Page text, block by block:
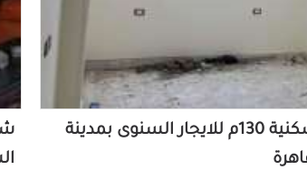
شقة سكنية 130م للايجار السنوى بمدينة